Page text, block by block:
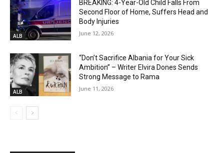
ALB
BREAKING: 4-Year-Old Child Falls From
Second Floor of Home, Suffers Head and
Body Injuries
June 12, 2026
ALB
“Don’t Sacrifice Albania for Your Sick
Ambition” – Writer Elvira Dones Sends
Strong Message to Rama
June 11, 2026